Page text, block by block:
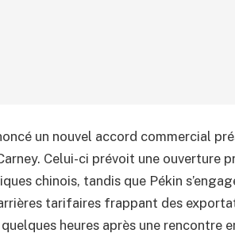
un nouvel accord commercial
Celui-ci prévoit une ouverture
chinois, tandis que Pékin
tarifaires frappant des
heures après une rencontre